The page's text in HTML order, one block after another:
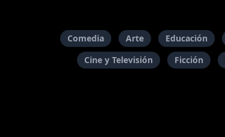
Comedia Arte Educación
Cine y Televisión
Ficción